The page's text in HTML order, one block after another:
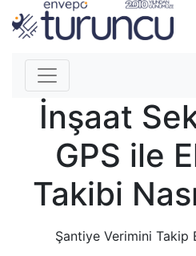
İnşaat
GPS ile
Takibi
Şantiye Verimini Takip